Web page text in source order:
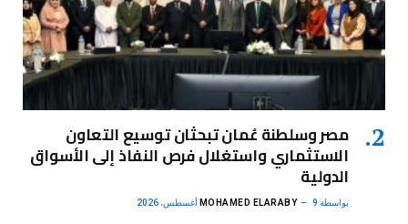
مصر وسلطنة عُمان تبحثان توسيع التعاون
الاستثماري واستغلال فرص النفاذ إلى الأسواق
الدولية
بواسطة MOHAMED ELARABY 9 أغسطس، 2026